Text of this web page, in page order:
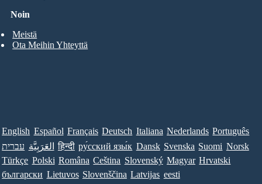
Noin
Meistä
Ota Meihin Yhteyttä
English Español Français Deutsch Italiana Nederlands Português
עברית العَرَبِيَّة हिन्दी ру́сский язы́к Dansk Svenska Suomi Norsk
Türkçe Polski Româna Ceština Slovenský Magyar Hrvatski
български Lietuvos Slovenščina Latvijas eesti